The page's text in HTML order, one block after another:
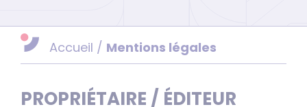
Accueil / Mentions légales
PROPRIÉTAIRE / ÉDITEUR